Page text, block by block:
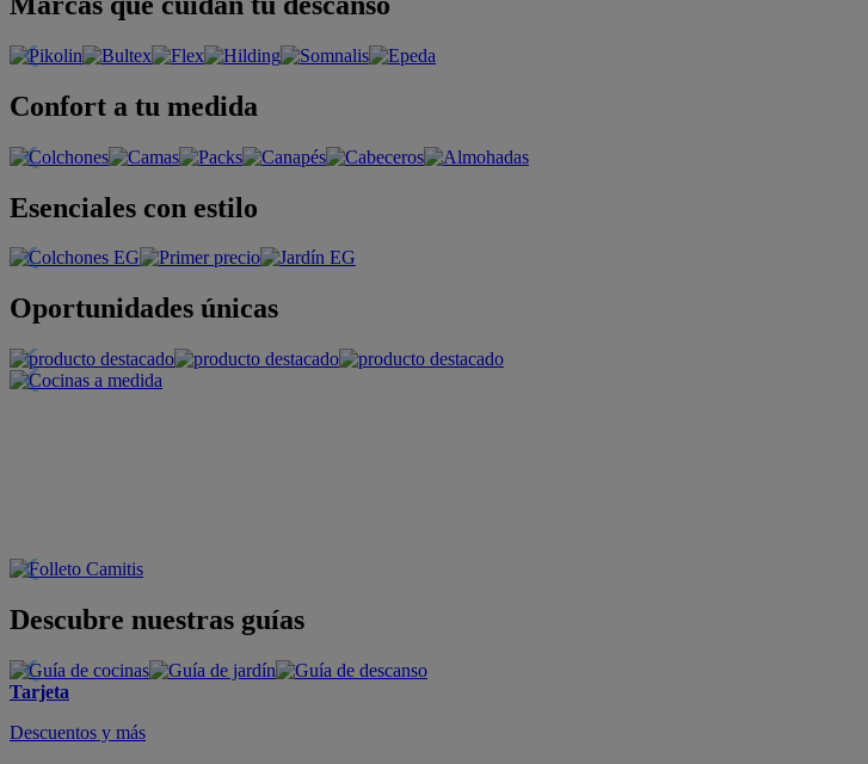
Confort a tu medida
Esenciales con estilo
Oportunidades únicas
Descubre nuestras guías
Tarjeta
Descuentos y más